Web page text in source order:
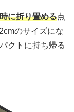
に折り畳める点
のサイズにな
クトに持ち帰る